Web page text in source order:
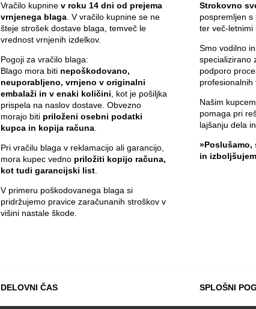
Vračilo kupnine v roku 14 dni od prejema
vrnjenega blaga . V vračilo kupnine se ne
šteje strošek dostave blaga, temveč le
vrednost vrnjenih izdelkov.
Pogoji za vračilo blaga:
Blago mora biti nepoškodovano,
neuporabljeno, vrnjeno v originalni
embalaži in v enaki količini , kot je pošiljka
prispela na naslov dostave. Obvezno
morajo biti priloženi osebni podatki
kupca in kopija računa
Pri vračilu blaga v reklamacijo ali garancijo,
mora kupec vedno priložiti kopijo računa,
kot tudi garancijski list
V primeru poškodovanega blaga si
pridržujemo pravice zaračunanih stroškov v
višini nastale škode.
Strokovno
pospremljen s
ter več-letnimi
Smo vodilno
specializirano
podporo
profesionalnih
Našim
pomaga pri
lajšanju dela
»Poslušamo,
in
DELOVNI ČAS SPLOŠNI